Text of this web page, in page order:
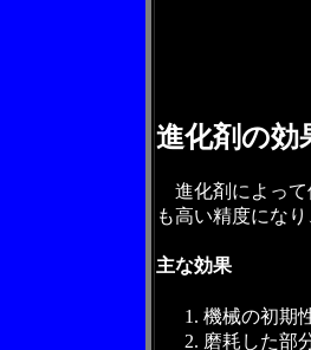
進化剤の効
進化剤によって
も高い精度にな
主な効果
機械の初期
磨耗した部